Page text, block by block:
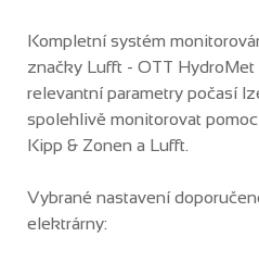
Kompletní systém
značky Lufft - OTT HydroMet
relevantní parametry počasí
spolehlivě monitorovat
Kipp & Zonen a Lufft.
Vybrané nastavení
elektrárny: